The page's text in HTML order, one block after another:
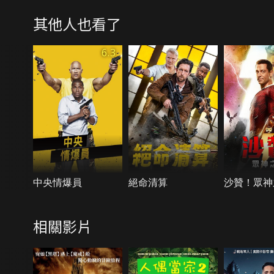
其他人也看了
6.3
中央情爆員 絕命清算 沙贊！眾
相關影片